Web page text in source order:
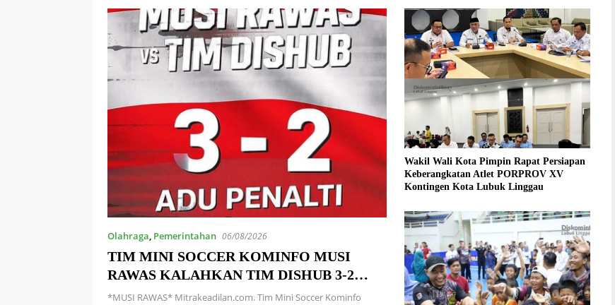
Olahraga, Pemerintahan 06/08/2026
TIM MINI SOCCER KOMINFO MUSI
RAWAS KALAHKAN TIM DISHUB 3-2
LEWAT ADU PINALTI
*MUSI RAWAS* Mitrakeadilan.com. Tim Mini Soccer Kominfo
Wakil Wali Kota Pimpin Rapat Persiapan
Keberangkatan Atlet PORPROV XV
Kontingen Kota Lubuk Linggau